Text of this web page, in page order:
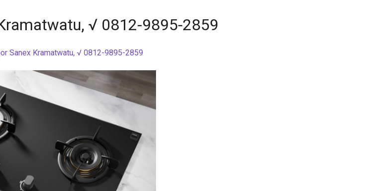
√ 0812-9895-2859
Sanex Kramatwatu, √ 0812-9895-2859